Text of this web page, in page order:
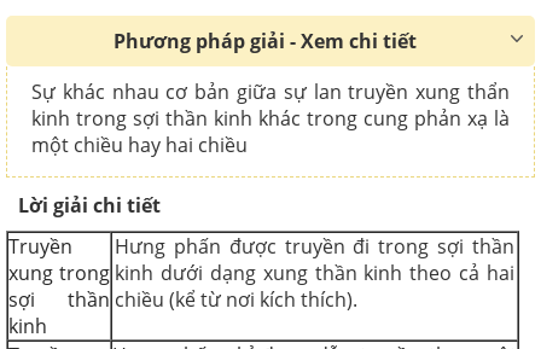
Phương pháp giải - Xem chi tiết
Sự khác nhau cơ bản giữa sự lan truyền xung thẩn
kinh trong sợi thần kinh khác trong cung phản xạ là
một chiều hay hai chiều
Lời giải chi tiết
Truyền
xung trong
sợi thần
kinh
Hưng phấn được truyền đi trong sợi thần
kinh dưới dạng xung thần kinh theo cả hai
chiều (kể từ nơi kích thích).